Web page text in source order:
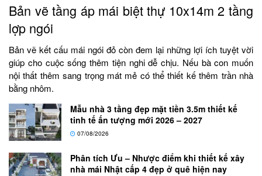
Bản vẽ tầng áp mái biệt thự 10x14m 2 tầng
lợp ngói
Bản vẽ kết cấu mái ngói đỏ còn đem lại những lợi ích tuyệt vời
giúp cho cuộc sống thêm tiện nghi dễ chịu. Nếu bà con muốn
nội thất thêm sang trọng mát mẻ có thể thiết kế thêm trần nhà
bằng nhôm.
Mẫu nhà 3 tầng đẹp mặt tiền 3.5m thiết kế
tinh tế ấn tượng mới 2026 – 2027
07/08/2026
Phân tích Ưu – Nhược điểm khi thiết kế xây
nhà mái Nhật cấp 4 đẹp ở quê hiện nay